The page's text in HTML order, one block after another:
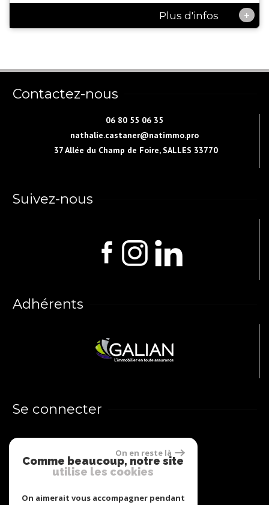
Plus d'infos +
Contactez-nous
06 80 55 06 35
nathalie.castaner@natimmo.pro
37 Allée du Champ de Foire, SALLES 33770
Suivez-nous
Adhérents
Se connecter
Espace propriétaires
On en reste là
Comme beaucoup, notre site
utilise les cookies
On aimerait vous accompagner pendant